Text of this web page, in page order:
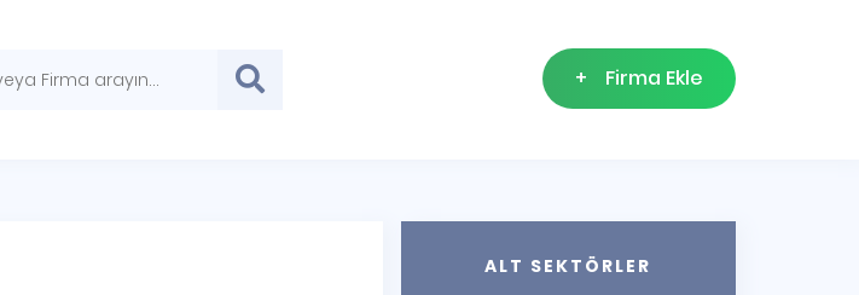
+ Firma Ekle
ALT SEKTÖRLER